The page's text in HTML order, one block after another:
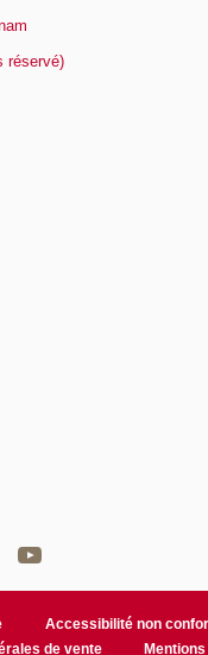
réservé)
Accessibilité non
de vente